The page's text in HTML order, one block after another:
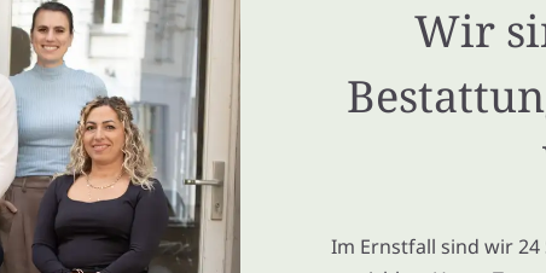
Wir
Im Ernstfall sind wir 24